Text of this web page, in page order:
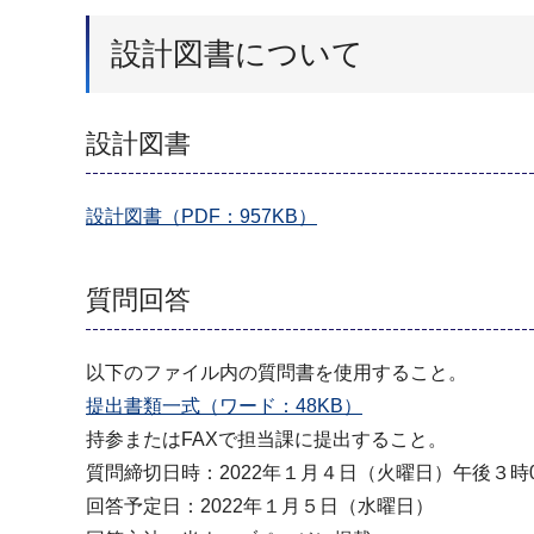
設計図書について
設計図書
設計図書（PDF：957KB）
質問回答
以下のファイル内の質問書を使用すること。
提出書類一式（ワード：48KB）
持参またはFAXで担当課に提出すること。
質問締切日時：2022年１月４日（火曜日）午後３時
回答予定日：2022年１月５日（水曜日）